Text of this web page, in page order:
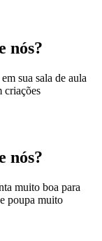
nós?
sua sala de aula
criações
nós?
muito boa para
poupa muito